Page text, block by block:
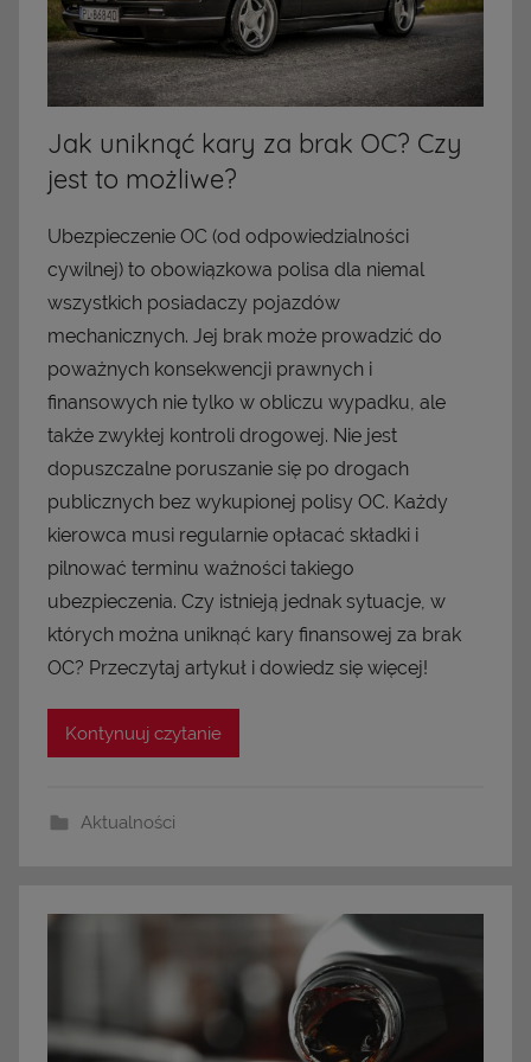
Jak uniknąć kary za brak OC? Czy
jest to możliwe?
Ubezpieczenie OC (od odpowiedzialności
cywilnej) to obowiązkowa polisa dla niemal
wszystkich posiadaczy pojazdów
mechanicznych. Jej brak może prowadzić do
poważnych konsekwencji prawnych i
finansowych nie tylko w obliczu wypadku, ale
także zwykłej kontroli drogowej. Nie jest
dopuszczalne poruszanie się po drogach
publicznych bez wykupionej polisy OC. Każdy
kierowca musi regularnie opłacać składki i
pilnować terminu ważności takiego
ubezpieczenia. Czy istnieją jednak sytuacje, w
których można uniknąć kary finansowej za brak
OC? Przeczytaj artykuł i dowiedz się więcej!
Kontynuuj czytanie
Aktualności